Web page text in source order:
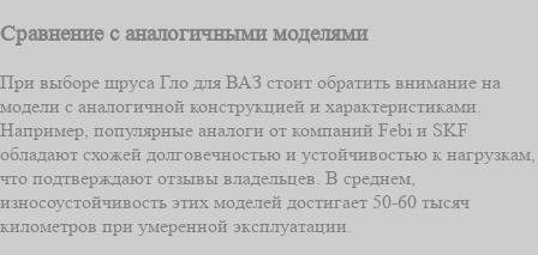
Сравнение с аналогичными моделями
При выборе шруса Гло для ВАЗ стоит обратить внимание на
модели с аналогичной конструкцией и характеристиками.
Например, популярные аналоги от компаний Febi и SKF
обладают схожей долговечностью и устойчивостью к нагрузкам,
что подтверждают отзывы владельцев. В среднем,
износоустойчивость этих моделей достигает 50-60 тысяч
километров при умеренной эксплуатации.